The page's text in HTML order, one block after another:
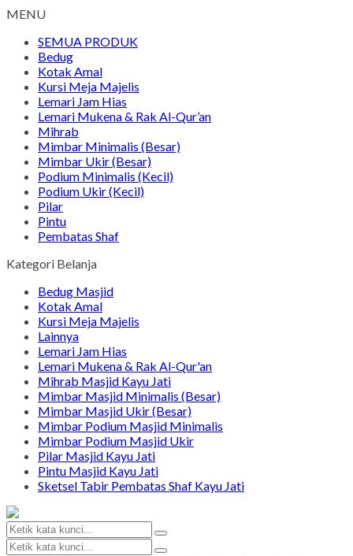
MENU
SEMUA PRODUK
Bedug
Kotak Amal
Kursi Meja Majelis
Lemari Jam Hias
Lemari Mukena & Rak Al-Qur’an
Mihrab
Mimbar Minimalis (Besar)
Mimbar Ukir (Besar)
Podium Minimalis (Kecil)
Podium Ukir (Kecil)
Pilar
Pintu
Pembatas Shaf
Kategori Belanja
Bedug Masjid
Kotak Amal
Kursi Meja Majelis
Lainnya
Lemari Jam Hias
Lemari Mukena & Rak Al-Qur'an
Mihrab Masjid Kayu Jati
Mimbar Masjid Minimalis (Besar)
Mimbar Masjid Ukir (Besar)
Mimbar Podium Masjid Minimalis
Mimbar Podium Masjid Ukir
Pilar Masjid Kayu Jati
Pintu Masjid Kayu Jati
Sketsel Tabir Pembatas Shaf Kayu Jati